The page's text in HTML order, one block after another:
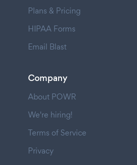
Plans & Pricing
HIPAA Forms
Email Blast
Company
About POWR
We're hiring!
Terms of Service
Privacy